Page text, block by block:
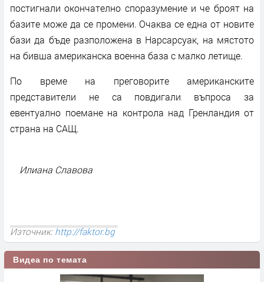
постигнали окончателно споразумение и че броят на
базите може да се промени. Очаква се една от новите
бази да бъде разположена в Нарсарсуак, на мястото
на бивша американска военна база с малко летище.
По време на преговорите американските
представители не са повдигали въпроса за
евентуално поемане на контрола над Гренландия от
страна на САЩ.
Илиана Славова
Източник:http://faktor.bg
Видеа по темата